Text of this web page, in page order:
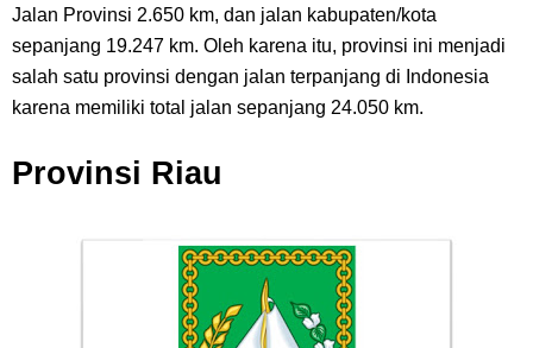
Jalan Provinsi 2.650 km, dan jalan kabupaten/kota
sepanjang 19.247 km. Oleh karena itu, provinsi ini menjadi
salah satu provinsi dengan jalan terpanjang di Indonesia
karena memiliki total jalan sepanjang 24.050 km.
Provinsi Riau